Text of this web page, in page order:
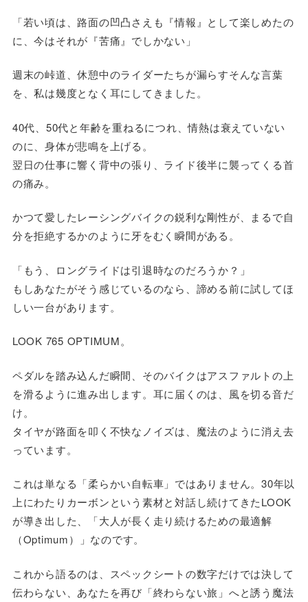
「若い頃は、路面の凹凸さえも『情報』として楽しめたの
に、今はそれが『苦痛』でしかない」
週末の峠道、休憩中のライダーたちが漏らすそんな言葉
を、私は幾度となく耳にしてきました。
40代、50代と年齢を重ねるにつれ、情熱は衰えていない
のに、身体が悲鳴を上げる。
翌日の仕事に響く背中の張り、ライド後半に襲ってくる首
の痛み。
かつて愛したレーシングバイクの鋭利な剛性が、まるで自
分を拒絶するかのように牙をむく瞬間がある。
「もう、ロングライドは引退時なのだろうか？」
もしあなたがそう感じているのなら、諦める前に試してほ
しい一台があります。
LOOK 765 OPTIMUM。
ペダルを踏み込んだ瞬間、そのバイクはアスファルトの上
を滑るように進み出します。耳に届くのは、風を切る音だ
け。
タイヤが路面を叩く不快なノイズは、魔法のように消え去
っています。
これは単なる「柔らかい自転車」ではありません。30年以
上にわたりカーボンという素材と対話し続けてきたLOOK
が導き出した、「大人が長く走り続けるための最適解
（Optimum）」なのです。
これから語るのは、スペックシートの数字だけでは決して
伝わらない、あなたを再び「終わらない旅」へと誘う魔法